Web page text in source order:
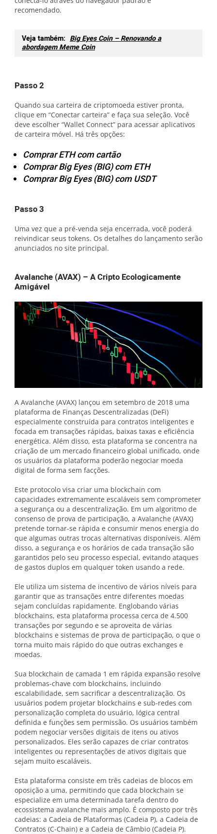
recomendado.
Veja também: Big Eyes Coin – Renovando a
abordagem Meme Coin
Passo 2
Quando sua carteira de criptomoeda estiver pronta,
clique em “Conectar carteira” e faça sua seleção. Você
deve escolher “Wallet Connect” para acessar aplicativos
de carteira móvel. Há três opções:
Comprar ETH com cartão
Comprar Big Eyes (BIG) com ETH
Comprar Big Eyes (BIG) com USDT
Passo 3
Uma vez que a pré-venda seja encerrada, você poderá
reivindicar seus tokens. Os detalhes do lançamento serão
anunciados no site principal.
Avalanche (AVAX) – A Cripto Ecologicamente
Amigável
A Avalanche (AVAX) lançou em setembro de 2018 uma
plataforma de Finanças Descentralizadas (DeFi)
especialmente construída para contratos inteligentes e
focada em transações rápidas, baixas taxas e eficiência
energética. Além disso, esta plataforma se concentra na
criação de um mercado financeiro global unificado, onde
os usuários da plataforma poderão negociar moeda
digital de forma sem facções.
Este protocolo visa criar uma blockchain com
capacidades extremamente escaláveis sem comprometer
a segurança ou a descentralização. Em um algoritmo de
consenso de prova de participação, a Avalanche (AVAX)
pretende tornar-se rápida e consumir menos energia do
que algumas outras trocas alternativas disponíveis. Além
disso, a segurança e os horários de cada transação são
garantidos pelo seu processo especial, evitando ataques
de gastos duplos em qualquer token usando a rede.
Ele utiliza um sistema de incentivo de vários níveis para
garantir que as transações entre diferentes moedas
sejam concluídas rapidamente. Englobando várias
blockchains, esta plataforma processa cerca de 4.500
transações por segundo e se aproveita de várias
blockchains e sistemas de prova de participação, o que o
torna muito mais rápido do que outras exchanges e
moedas.
Sua blockchain de camada 1 em rápida expansão resolve
problemas-chave com blockchains, incluindo
escalabilidade, sem sacrificar a descentralização. Os
usuários podem projetar blockchains e sub-redes com
personalização completa do usuário, lógica central
definida e funções sem permissão. Os usuários também
podem negociar versões digitais de itens ou ativos
personalizados. Eles serão capazes de criar contratos
inteligentes ou representações de ativos digitais que
sejam muito escaláveis.
Esta plataforma consiste em três cadeias de blocos em
oposição a uma, permitindo que cada blockchain se
especialize em uma determinada tarefa dentro do
ecossistema avalanche mais amplo. É composto por três
cadeias: a Cadeia de Plataformas (Cadeia P), a Cadeia de
Contratos (C-Chain) e a Cadeia de Câmbio (Cadeia P).